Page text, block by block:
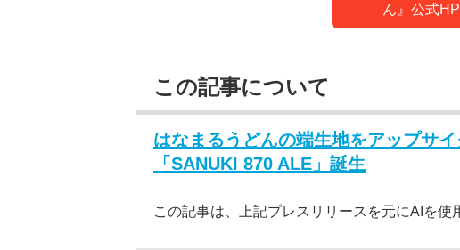
ん』公式
この記事について
はなまるうどんの端生地をアップサ
「SANUKI 870 ALE」誕生
この記事は、上記プレスリリースを元にAIを使